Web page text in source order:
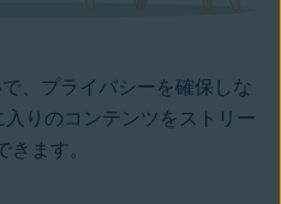
、プライバシーを確保しな
りのコンテンツをストリー
きます。